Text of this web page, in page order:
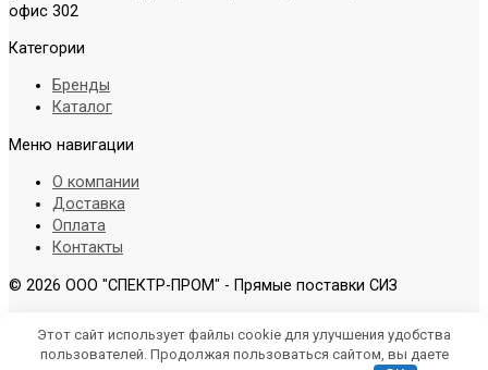
офис 302
Категории
Бренды
Каталог
Меню навигации
О компании
Доставка
Оплата
Контакты
© 2026 ООО "СПЕКТР-ПРОМ" - Прямые поставки СИЗ
Этот сайт использует файлы cookie для улучшения удобства
пользователей. Продолжая пользоваться сайтом, вы даете